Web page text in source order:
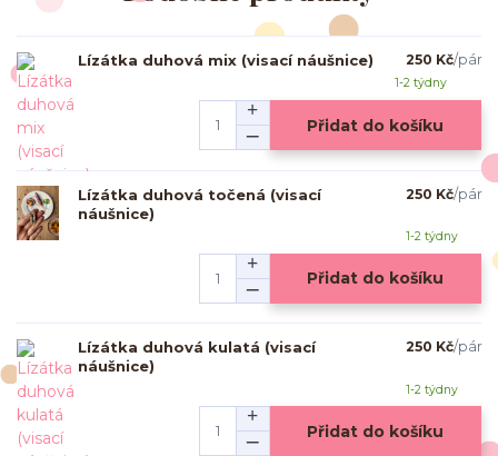
Lízátka duhová mix (visací náušnice) 250 Kč/pár
1-2 týdny
Přidat do košíku
Lízátka duhová točená (visací
náušnice)
250 Kč/pár
1-2 týdny
Přidat do košíku
Lízátka duhová kulatá (visací
náušnice)
250 Kč/pár
1-2 týdny
Přidat do košíku